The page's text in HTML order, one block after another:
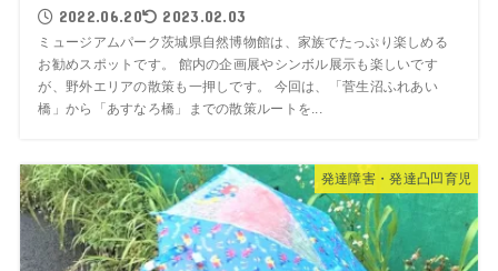
2022.06.20 2023.02.03
ミュージアムパーク茨城県自然博物館は、家族でたっぷり楽しめる
お勧めスポットです。 館内の企画展やシンボル展示も楽しいです
が、野外エリアの散策も一押しです。 今回は、「菅生沼ふれあい
橋」から「あすなろ橋」までの散策ルートを...
発達障害・発達凸凹育児